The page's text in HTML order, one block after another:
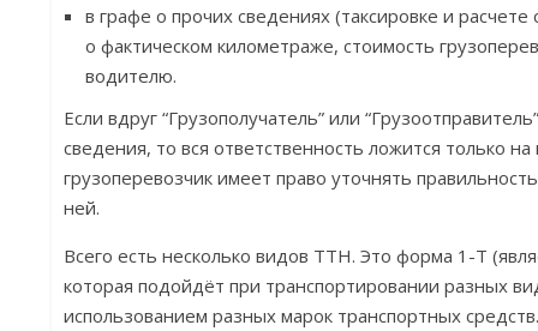
в графе о прочих сведениях (таксировке и
о фактическом километраже, стоимость
водителю.
Если вдруг “Грузополучатель” или
сведения, то вся ответственность ложится только
грузоперевозчик имеет право уточнять
ней.
Всего есть несколько видов ТТН. Это форма 1-Т
которая подойдёт при транспортировании разных
использованием разных марок транспортных